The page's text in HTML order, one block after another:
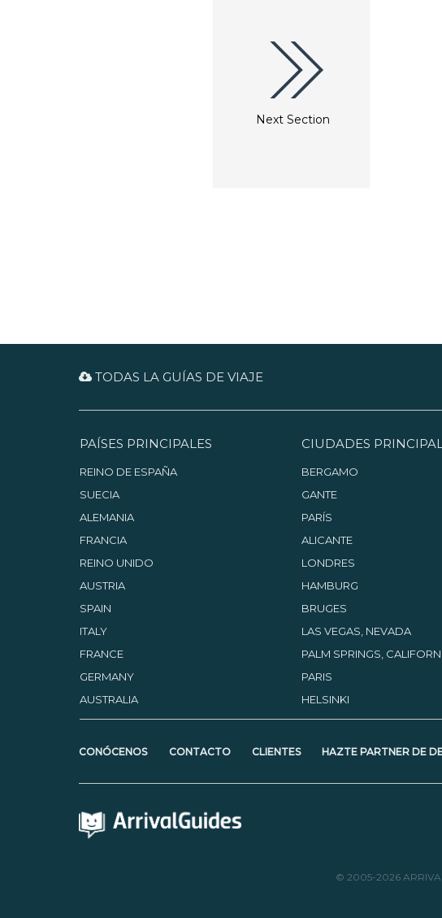
Next Section
TODAS LA GUÍAS DE VIAJE
PAÍSES PRINCIPALES
REINO DE ESPAÑA
SUECIA
ALEMANIA
FRANCIA
REINO UNIDO
AUSTRIA
SPAIN
ITALY
FRANCE
GERMANY
AUSTRALIA
CIUDADES
BERGAMO
GANTE
PARÍS
ALICANTE
LONDRES
HAMBURG
BRUGES
LAS VEGAS, NEVADA
PALM SPRINGS,
PARIS
HELSINKI
CONÓCENOS CONTACTO CLIENTES HAZTE PARTNER DE
© 2005-2026